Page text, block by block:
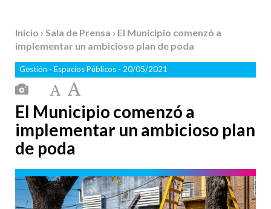
Inicio › Sala de Prensa › El Municipio comenzó a
implementar un ambicioso plan de poda
Gestión - Espacios Públicos - 20/05/2021
El Municipio comenzó a
implementar un ambicioso plan
de poda